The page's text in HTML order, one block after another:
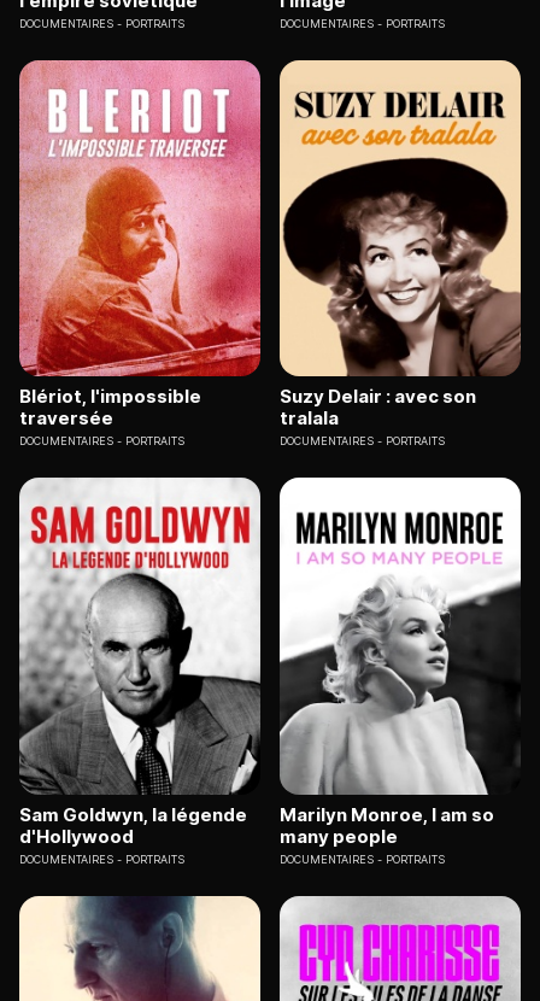
DOCUMENTAIRES PORTRAITS DOCUMENTAIRES PORTRAITS
Blériot, l'impossible
traversée
DOCUMENTAIRES PORTRAITS
Suzy Delair : avec son
tralala
DOCUMENTAIRES PORTRAITS
Sam Goldwyn, la légende
d'Hollywood
DOCUMENTAIRES PORTRAITS
Marilyn Monroe, I am so
many people
DOCUMENTAIRES PORTRAITS